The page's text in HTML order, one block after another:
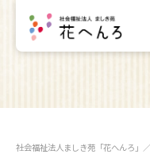
社会福祉法人ましき苑「花へんろ」 ／